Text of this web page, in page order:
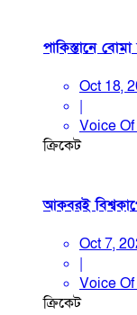
পাকিস্তানে
Oct 18,
|
Voice
ক্রিকেট
আকবরই
Oct 7,
|
Voice
ক্রিকেট